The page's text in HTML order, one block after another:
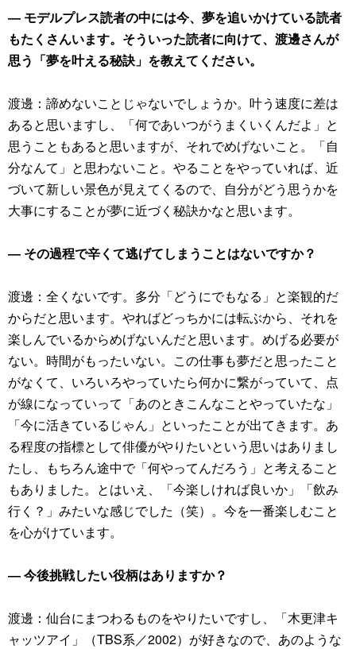
― モデルプレス読者の中には今、夢を追いかけている読者
もたくさんいます。そういった読者に向けて、渡邊さんが
思う「夢を叶える秘訣」を教えてください。
渡邊：諦めないことじゃないでしょうか。叶う速度に差は
あると思いますし、「何であいつがうまくいくんだよ」と
思うこともあると思いますが、それでめげないこと。「自
分なんて」と思わないこと。やることをやっていれば、近
づいて新しい景色が見えてくるので、自分がどう思うかを
大事にすることが夢に近づく秘訣かなと思います。
― その過程で辛くて逃げてしまうことはないですか？
渡邊：全くないです。多分「どうにでもなる」と楽観的だ
からだと思います。やればどっちかには転ぶから、それを
楽しんでいるからめげないんだと思います。めげる必要が
ない。時間がもったいない。この仕事も夢だと思ったこと
がなくて、いろいろやっていたら何かに繋がっていて、点
が線になっていって「あのときこんなことやっていたな」
「今に活きているじゃん」といったことが出てきます。あ
る程度の指標として俳優がやりたいという思いはありまし
たし、もちろん途中で「何やってんだろう」と考えること
もありました。とはいえ、「今楽しければ良いか」「飲み
行く？」みたいな感じでした（笑）。今を一番楽しむこと
を心がけています。
― 今後挑戦したい役柄はありますか？
渡邊：仙台にまつわるものをやりたいですし、「木更津キ
ャッツアイ」（TBS系／2002）が好きなので、あのような